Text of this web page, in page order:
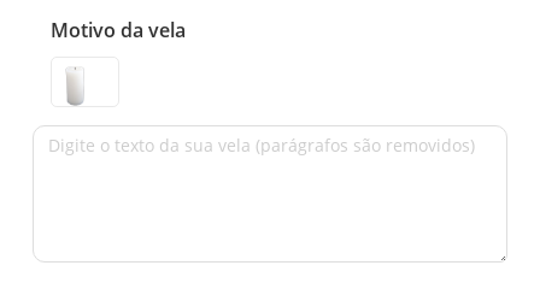
Motivo da vela